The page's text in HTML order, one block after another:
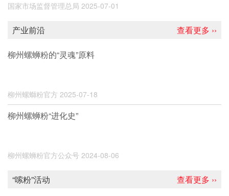
国家市场监督管理总局 2025-07-01
查看更多 ››
产业前沿
柳州螺蛳粉的“灵魂”原料
柳州螺螄粉官方 2025-07-18
柳州螺蛳粉“进化史”
柳州螺蛳粉官方公众号 2024-08-06
查看更多 ››
“嗦粉”活动